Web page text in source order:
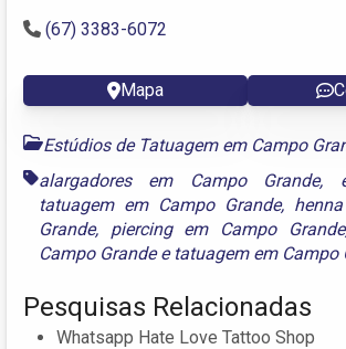
(67) 3383-6072
Mapa
Estúdios de Tatuagem em Campo
alargadores em Campo Grande,
tatuagem em Campo Grande,
Grande, piercing em Campo Grande
Campo Grandee tatuagem em Campo
Pesquisas Relacionadas
Whatsapp Hate Love Tattoo Shop